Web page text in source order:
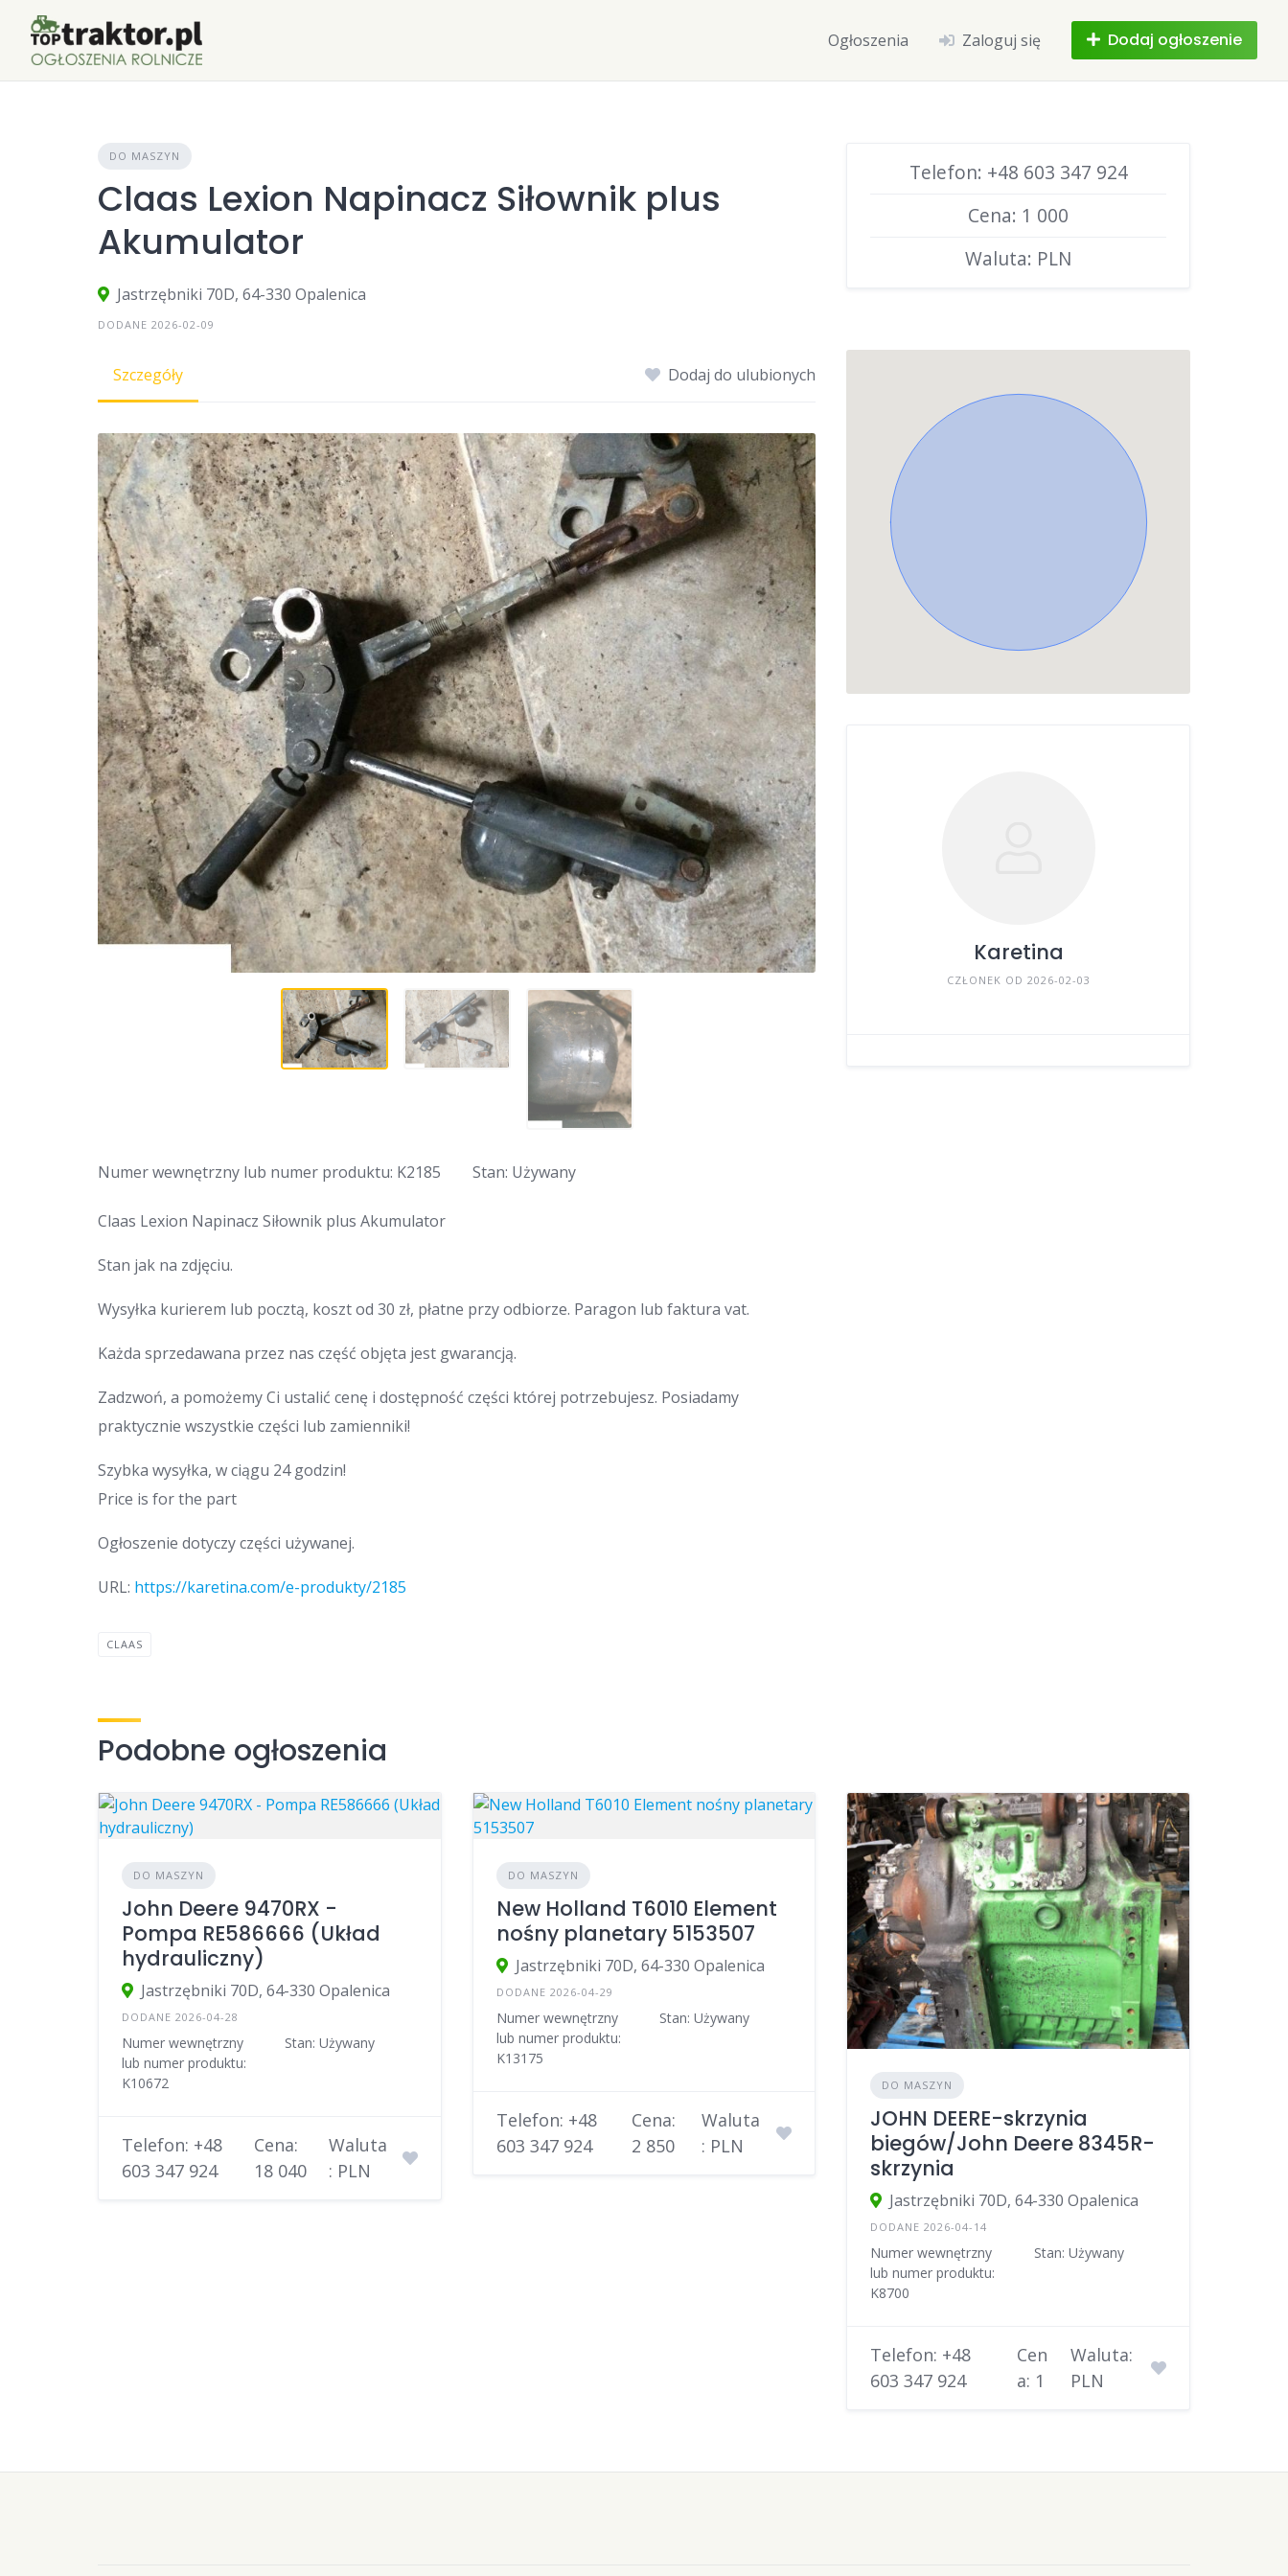
content
Ogłoszenia Zaloguj się Dodaj ogłoszenie
DO MASZYN
Claas Lexion Napinacz Siłownik plus
Akumulator
Jastrzębniki 70D, 64-330 Opalenica
DODANE 2026-02-09
Szczegóły Dodaj do ulubionych
Numer wewnętrzny lub numer produktu: K2185 Stan: Używany
Claas Lexion Napinacz Siłownik plus Akumulator
Stan jak na zdjęciu.
Wysyłka kurierem lub pocztą, koszt od 30 zł, płatne przy odbiorze. Paragon lub faktura vat.
Każda sprzedawana przez nas część objęta jest gwarancją.
Zadzwoń, a pomożemy Ci ustalić cenę i dostępność części której potrzebujesz. Posiadamy
praktycznie wszystkie części lub zamienniki!
Szybka wysyłka, w ciągu 24 godzin!
Price is for the part
Ogłoszenie dotyczy części używanej.
URL: https://karetina.com/e-produkty/2185
CLAAS
Telefon: +48 603 347 924
Cena: 1 000
Waluta: PLN
Karetina
CZŁONEK OD 2026-02-03
Podobne ogłoszenia
DO MASZYN
John Deere 9470RX -
Pompa RE586666 (Układ
hydrauliczny)
Jastrzębniki 70D, 64-330 Opalenica
DODANE 2026-04-28
Numer wewnętrzny
lub numer produktu:
K10672
Stan: Używany
Telefon: +48
603 347 924
Cena:
18 040
Waluta
: PLN
DO MASZYN
New Holland T6010 Element
nośny planetary 5153507
Jastrzębniki 70D, 64-330 Opalenica
DODANE 2026-04-29
Numer wewnętrzny
lub numer produktu:
K13175
Stan: Używany
Telefon: +48
603 347 924
Cena:
2 850
Waluta
: PLN
DO MASZYN
JOHN DEERE-skrzynia
biegów/John Deere 8345R-
skrzynia
Jastrzębniki 70D, 64-330 Opalenica
DODANE 2026-04-14
Numer wewnętrzny
lub numer produktu:
K8700
Stan: Używany
Telefon: +48
603 347 924
Cen
a: 1
Waluta:
PLN